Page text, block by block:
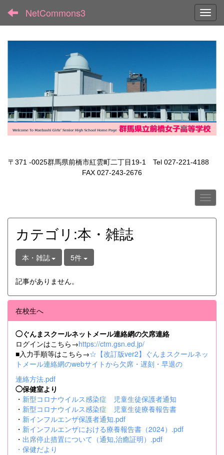
NetCommons3
〒371 -0025群馬県前橋市紅雲町二丁目19-1 Tel 027-221-4188
FAX 027-243-2676
カテゴリ:本・雑誌
本・雑誌 5件
記事がありません。
在校生へ
◯ぐんまスクールネットメール連絡網の欠席連絡
ログインはこちら→https://ctm.gsn.ed.jp/
■入力手順等はこちら→☆【改訂版ver2】ぐんまスクールネッ
トメール連絡網のwebサイトから欠席・遅刻・早退の
連絡方法.pdf
◯保健室より
・ 新型コロナウイルス感染症 児童生徒保護者通知
・ 新型コロナウイルス感染症 児童生徒療養報告書
・ 新インフルエンザ保護者通知.pdf
・ 新インフルエンザにおける療養報告書（2024）.pdf
・ 出席停止措置について（通知,治癒証明）.pdf
・ 保健だより